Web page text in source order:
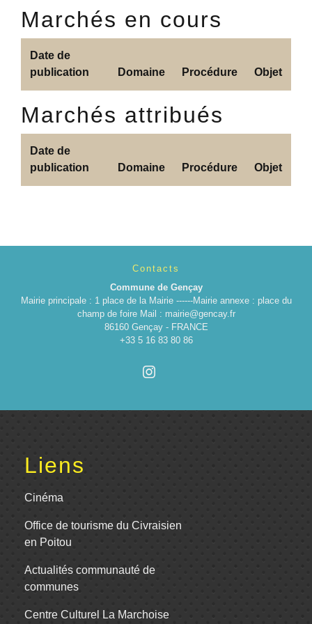
Marchés en cours
Date de
publication
Domaine Procédure Objet
Marchés attribués
Date de
publication
Domaine Procédure Objet
Contacts
Commune de Gençay
Mairie principale : 1 place de la Mairie ------Mairie annexe : place du
champ de foire Mail : mairie@gencay.fr
86160 Gençay - FRANCE
+33 5 16 83 80 86
Liens
Cinéma
Office de tourisme du Civraisien
en Poitou
Actualités communauté de
communes
Centre Culturel La Marchoise